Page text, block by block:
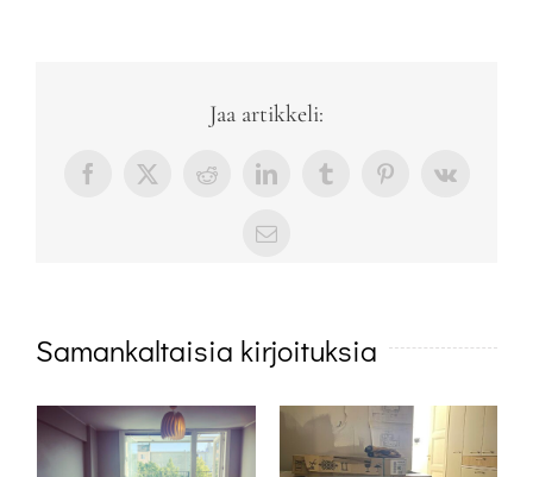
Jaa artikkeli:
Facebook
X RedditLinkedInTumblrPinterest
Vk
sähköposti
Samankaltaisia kirjoituksia